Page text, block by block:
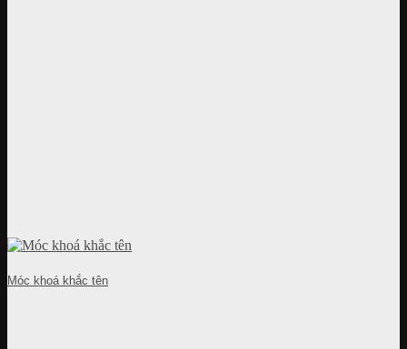
Móc khoá khắc tên